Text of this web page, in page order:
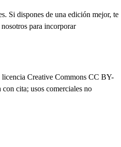
Si dispones de una edición mejor, te
para incorporar
licencia Creative Commons CC BY-
cita; usos comerciales no